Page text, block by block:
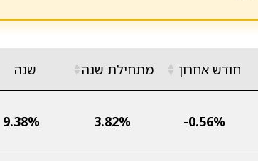
חודש אחרון ▲
▼ מתחילת שנה▲
▼ שנה
-0.56%
3.82%
9.38%